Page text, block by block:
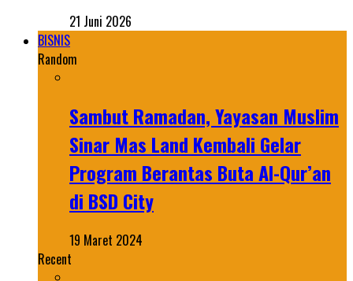
21 Juni 2026
BISNIS
Random
Sambut Ramadan, Yayasan Muslim
Sinar Mas Land Kembali Gelar
Program Berantas Buta Al-Qur’an
di BSD City
19 Maret 2024
Recent